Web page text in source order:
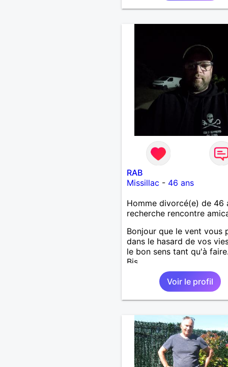
ravi….A très bientôt je
RAB
Missillac - 46 ans
Homme divorcé(e) de 46
recherche rencontre
Bonjour que le vent vous
dans le hasard de vos
le bon sens tant qu'à
Bis.
Voir le profil